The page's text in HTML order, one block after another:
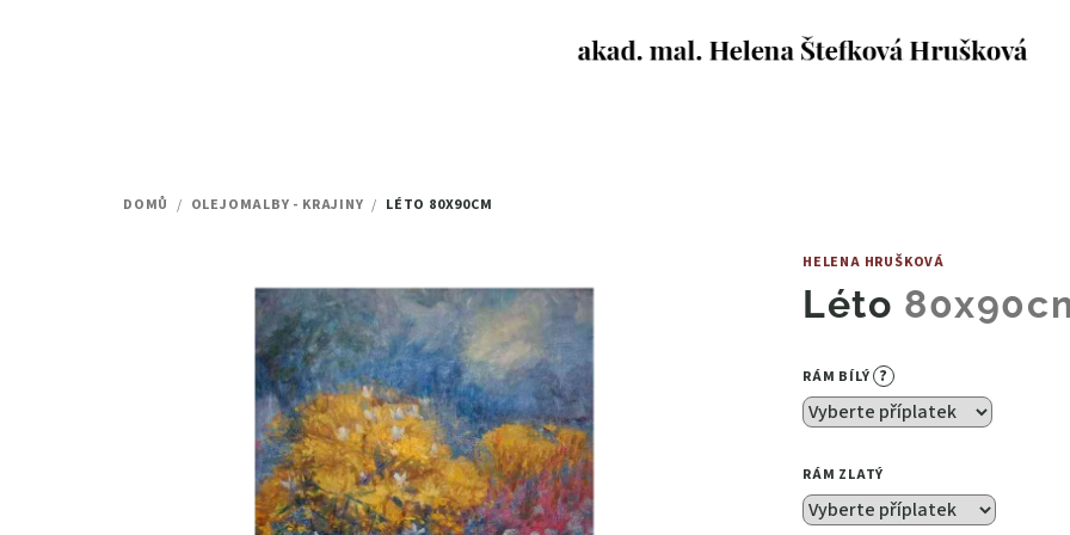
DOMŮ / OLEJOMALBY - KRAJINY / LÉTO 80X90CM
HELENA HRUŠKOVÁ
Léto
RÁM BÍLÝ ?
RÁM ZLATÝ